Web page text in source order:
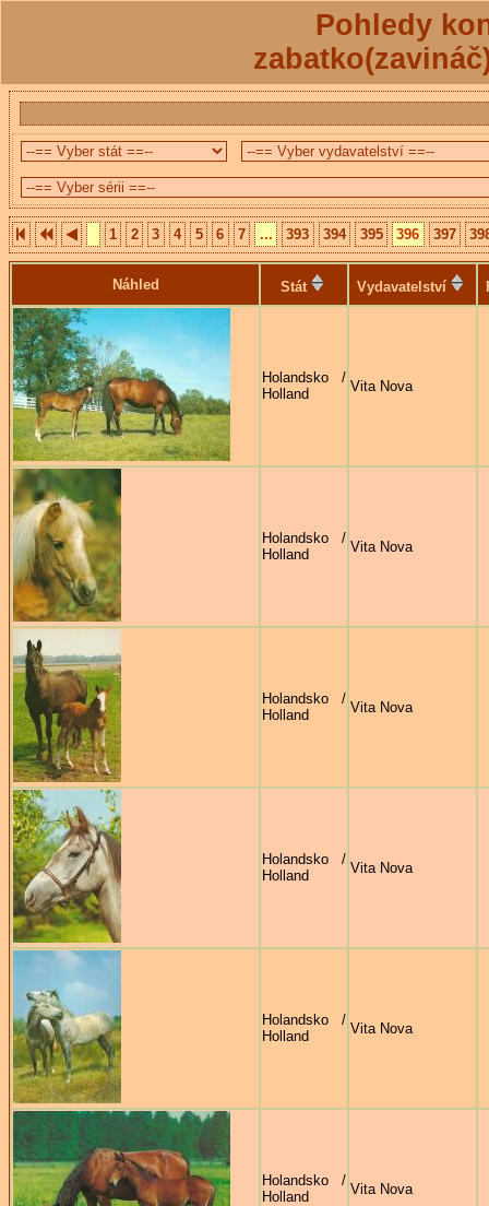
Pohledy
1 2 3 4 5 6 7 ... 393 394 395 396 397
Náhled Stát Vydavatelství
Holandsko /
Holland
Vita Nova
Holandsko /
Holland
Vita Nova
Holandsko /
Holland
Vita Nova
Holandsko /
Holland
Vita Nova
Holandsko /
Holland
Vita Nova
Holandsko /
Holland
Vita Nova